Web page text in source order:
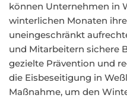
können Unternehmen in
winterlichen Monaten
uneingeschränkt
und Mitarbeitern sichere
gezielte Prävention und
die Eisbeseitigung in
Maßnahme, um den